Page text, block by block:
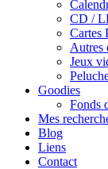
CD /
Cartes
Autres
Jeux
Goodies
Fonds
Mes
Blog
Liens
Contact